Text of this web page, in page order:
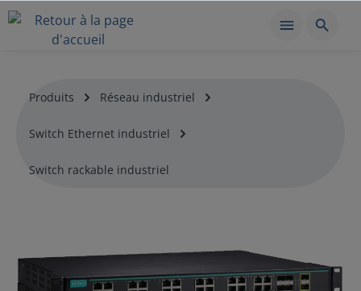
Produits Réseau industriel
Switch Ethernet industriel
Switch rackable industriel